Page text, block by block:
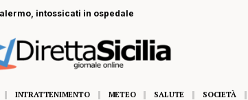
intossicati in ospedale
INTRATTENIMENTO METEO SALUTE SOCIETÀ